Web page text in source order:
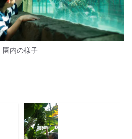
園内の様子